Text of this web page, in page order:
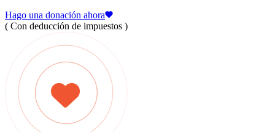
Hago una donación ahora
( Con deducción de impuestos )